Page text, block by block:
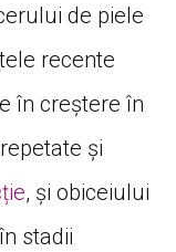
de piele
recente
în creștere în
și
, și obiceiului
stadii